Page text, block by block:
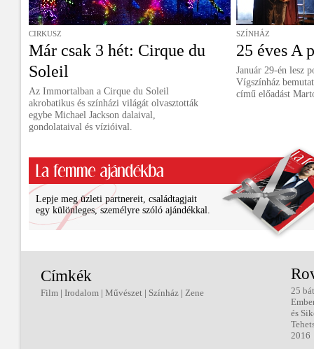
CIRKUSZ
Már csak 3 hét: Cirque du
Soleil
Az Immortalban a Cirque du Soleil
akrobatikus és színházi világát olvasztották
egybe Michael Jackson dalaival,
gondolataival és vízióival.
SZÍNHÁZ
25 éves A
Január 29-én lesz
Vígszínház
című előadást
Lepje meg üzleti partnereit, családtagjait
egy különleges, személyre szóló ajándékkal.
Címkék
Film | Irodalom | Művészet | Színház | Zene
25
és
2016